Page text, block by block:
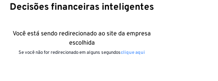
Decisões financeiras inteligentes
Você está sendo redirecionado ao site da empresa
escolhida
Se você não for redirecionado em alguns segundosclique aqui